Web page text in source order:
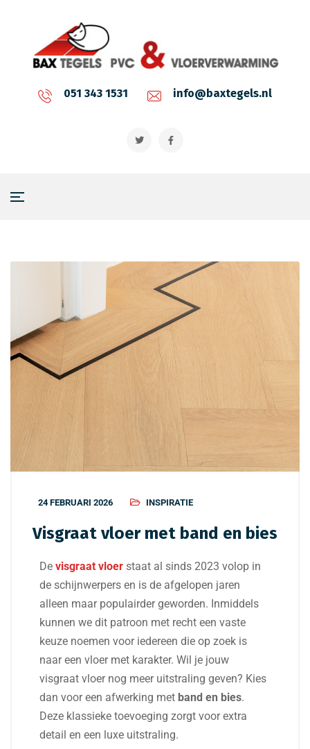
051 343 1531 info@baxtegels.nl
24 FEBRUARI 2026 INSPIRATIE
Visgraat vloer met band en bies
De visgraat vloer staat al sinds 2023 volop in
de schijnwerpers en is de afgelopen jaren
alleen maar populairder geworden. Inmiddels
kunnen we dit patroon met recht een vaste
keuze noemen voor iedereen die op zoek is
naar een vloer met karakter. Wil je jouw
visgraat vloer nog meer uitstraling geven? Kies
dan voor een afwerking met band en bies.
Deze klassieke toevoeging zorgt voor extra
detail en een luxe uitstraling.